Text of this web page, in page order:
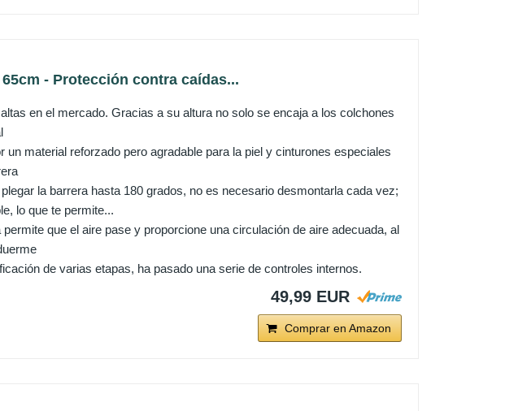
- Protección contra caídas...
en el mercado. Gracias a su altura no solo se encaja a los colchones
material reforzado pero agradable para la piel y cinturones especiales
la barrera hasta 180 grados, no es necesario desmontarla cada vez;
lo que te permite...
que el aire pase y proporcione una circulación de aire adecuada, al
de varias etapas, ha pasado una serie de controles internos.
49,99 EUR
Comprar en Amazon